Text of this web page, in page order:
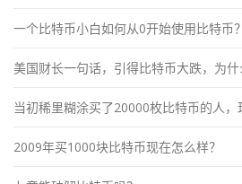
一个比特币小白如何从0开始使用比特币？
美国财长一句话，引得比特币大跌，为什
当初稀里糊涂买了20000枚比特币的人，
2009年买1000块比特币现在怎么样？